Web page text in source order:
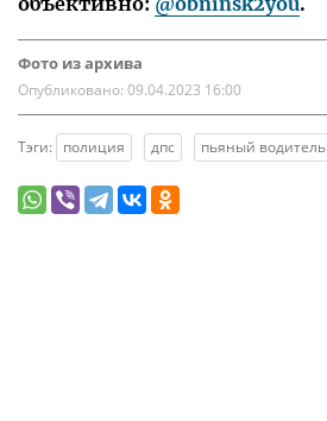
Фото из архива
Опубликовано: 09.04.2023 16:00
Тэги: полиция дпс пьяный водитель